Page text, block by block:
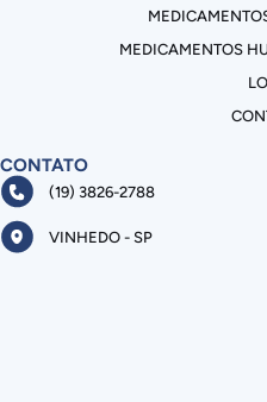
MEDICAMENTOS
CONTATO
(19) 3826-2788
VINHEDO - SP